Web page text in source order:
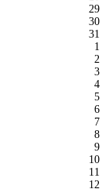
29
30
31
1
2
3
4
5
6
7
8
9
10
11
12